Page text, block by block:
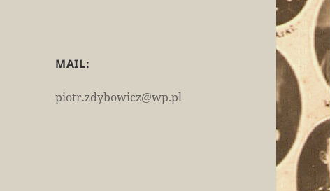
MAIL:
piotr.zdybowicz@wp.pl